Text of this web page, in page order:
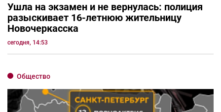
Ушла на экзамен и не вернулась: полиция
разыскивает 16-летнюю жительницу
Новочеркасска
сегодня, 14:53
Общество